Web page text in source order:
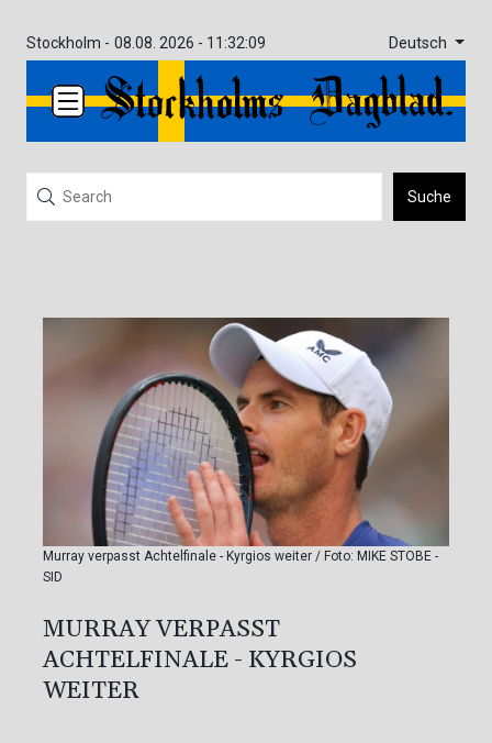
Stockholm - 08.08. 2026 - 11:32:09 Deutsch
Suche
Murray verpasst Achtelfinale - Kyrgios weiter / Foto: MIKE STOBE -
SID
MURRAY VERPASST
ACHTELFINALE - KYRGIOS
WEITER